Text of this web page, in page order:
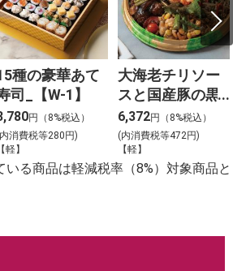
種の豪華あて
司_【W-1】
円（8%税込）
消費税等280円)
【軽】
大海老チリソー
スと国産豚の黒
酢団子と４種料
理の盛合わせ
（大）_【C-2】
6,372円（8%税込）
(内消費税等472円)
【軽】
る商品は軽減税率（8%）対象商品と